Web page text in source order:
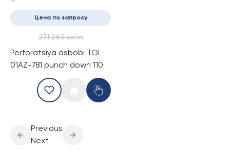
Цена по запросу
271 260 so‘m
Perforatsiya asbobi TOL-
01AZ-781 punch down 110
Previous
Next